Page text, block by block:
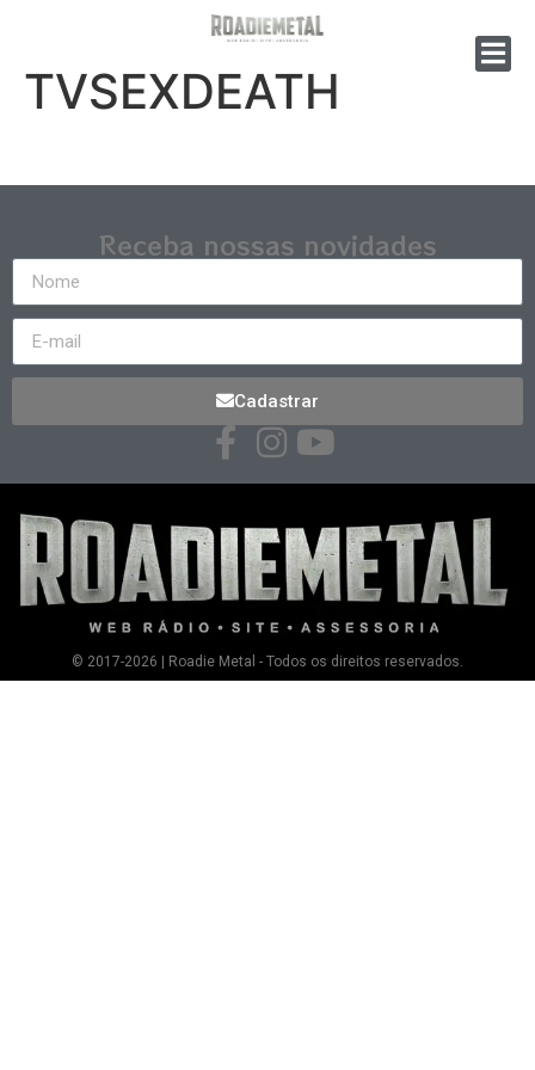
TVSEXDEATH
Receba nossas novidades
Cadastrar
© 2017-2026 | Roadie Metal - Todos os direitos reservados.